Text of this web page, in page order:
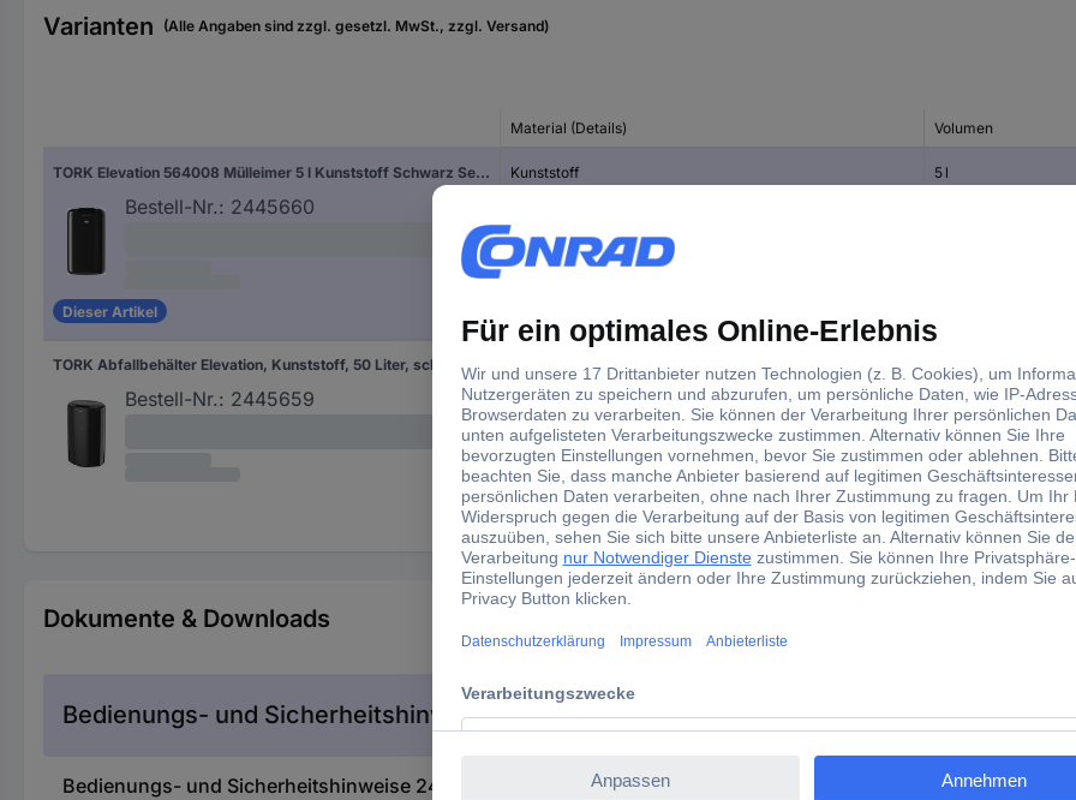
Varianten (Alle Angaben sind zzgl. gesetzl. MwSt., zzgl. Versand)
Material (Details) Volumen
TORK Elevation 564008 Mülleimer 5 l Kunststoff Schwarz Selbstschließender Schwingdeckel 1 St.
Bestell-Nr.: 2445660
Dieser Artikel
Kunststoff 5 l
TORK Abfallbehälter Elevation, Kunststoff, 50 Liter, schwarz
Bestell-Nr.: 2445659
50 l
Dokumente & Downloads
Bedienungs- und Sicherheitshinweise
Bedienungs- und Sicherheitshinweise 2445660 TORK Elevation 564008 Mülleimer 5 l Kunststoff Schwarz